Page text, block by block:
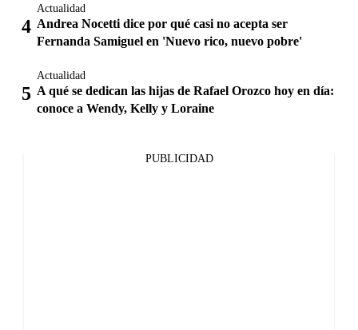
Actualidad
Andrea Nocetti dice por qué casi no acepta ser
Fernanda Samiguel en 'Nuevo rico, nuevo pobre'
Actualidad
A qué se dedican las hijas de Rafael Orozco hoy en día:
conoce a Wendy, Kelly y Loraine
PUBLICIDAD